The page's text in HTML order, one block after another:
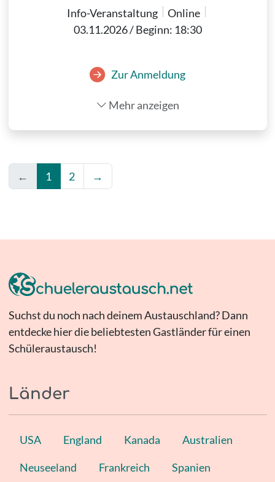
Info-Veranstaltung
Online
03.11.2026 / Beginn: 18:30
Zur Anmeldung
Mehr anzeigen
← 1 2 →
Suchst du noch nach deinem Austauschland? Dann
entdecke hier die beliebtesten Gastländer für einen
Schüleraustausch!
Länder
USA England Kanada Australien
Neuseeland Frankreich Spanien